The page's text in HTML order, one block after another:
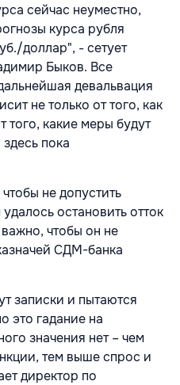
сейчас неуместно,
курса рубля
доллар", - сетует
Быков. Все
девальвация
не только от того, как
того, какие меры будут
пока
не допустить
остановить отток
чтобы он не
СДМ-банка
записки и пытаются
это гадание на
значения нет – чем
тем выше спрос и
директор по